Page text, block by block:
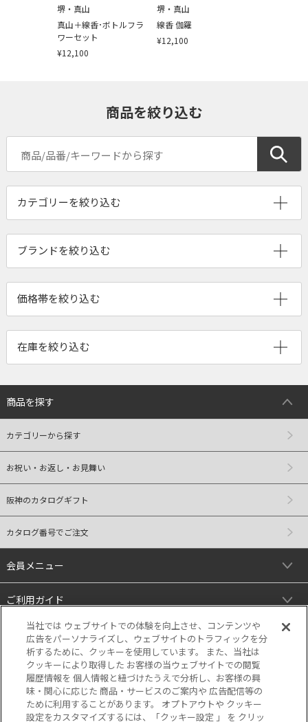
堺・真山
真山＋線香･ボトルフラ
ワーセット
¥12,100
堺・真山
線香 伽羅
¥12,100
商品を絞り込む
ブランドを絞り込む
商品を探す
カテゴリーから探す
お祝い・お返し・お見舞い
阪神のカタログギフト
カタログ番号でご注文
会員メニュー
ご利用ガイド
リンク
当社では ウェブサイトでの体験を向上させ、コンテンツや
広告をパーソナライズし、ウェブサイトのトラフィックを分
析するために、クッキーを使用しています。 また、当社は
クッキーにより取得した お客様の当ウェブサイトでの閲覧
履歴情報を 個人情報と紐づけたうえで分析し、お客様の興
味・関心に応じた 商品・サービスのご案内や 広告配信等の
ために利用することがあります。 オプトアウトや クッキー
設定をカスタマイズするには、「クッキー設定 」 を クリッ